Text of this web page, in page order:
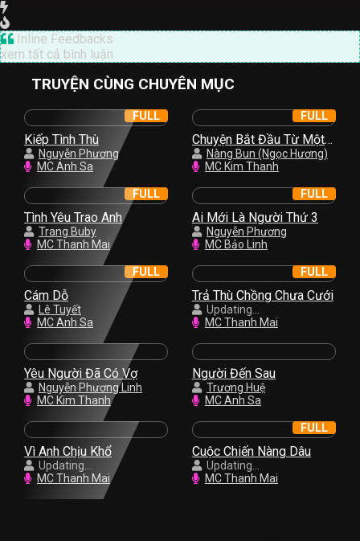
Inline Feedbacks
xem tất cả bình luận
TRUYỆN CÙNG CHUYÊN MỤC
Kiếp Tình Thù
Nguyễn Phương
MC Anh Sa
FULL
Chuyện Bắt Đầu Từ Một
Nụ Hồng
Nàng Bun (Ngọc Hương)
MC Kim Thanh
FULL
Tình Yêu Trao Anh
Trang Buby
MC Thanh Mai
FULL
Ai Mới Là Người Thứ 3
Nguyễn Phương
MC Bảo Linh
FULL
Cám Dỗ
Lê Tuyết
MC Anh Sa
FULL
Trả Thù Chồng Chưa Cưới
Updating...
MC Thanh Mai
FULL
Yêu Người Đã Có Vợ
Nguyễn Phương Linh
MC Kim Thanh
Người Đến Sau
Trương Huệ
MC Anh Sa
Vì Anh Chịu Khổ
Updating...
MC Thanh Mai
Cuộc Chiến Nàng Dâu
Updating...
MC Thanh Mai
FULL